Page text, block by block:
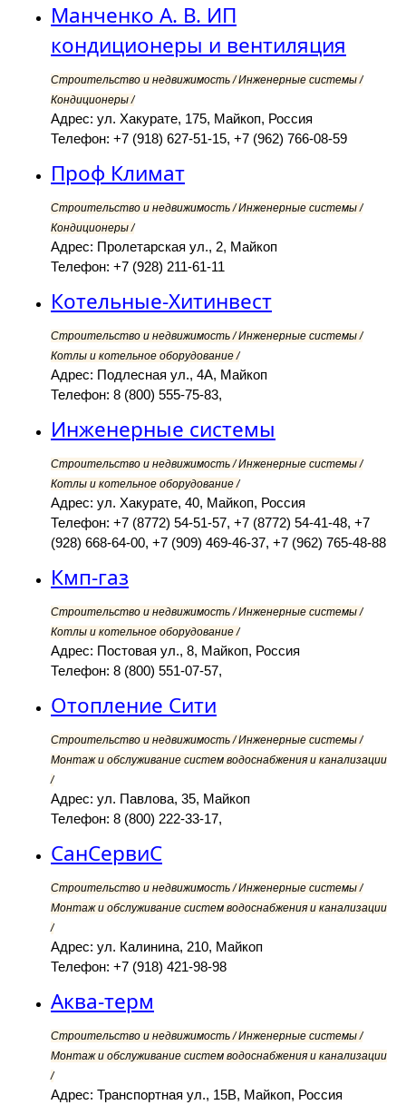
Манченко А. В. ИП
кондиционеры и вентиляция
Строительство и недвижимость / Инженерные системы /
Кондиционеры /
Адрес: ул. Хакурате, 175, Майкоп, Россия
Телефон: +7 (918) 627-51-15, +7 (962) 766-08-59
Проф Климат
Строительство и недвижимость / Инженерные системы /
Кондиционеры /
Адрес: Пролетарская ул., 2, Майкоп
Телефон: +7 (928) 211-61-11
Котельные-Хитинвест
Строительство и недвижимость / Инженерные системы /
Котлы и котельное оборудование /
Адрес: Подлесная ул., 4А, Майкоп
Телефон: 8 (800) 555-75-83,
Инженерные системы
Строительство и недвижимость / Инженерные системы /
Котлы и котельное оборудование /
Адрес: ул. Хакурате, 40, Майкоп, Россия
Телефон: +7 (8772) 54-51-57, +7 (8772) 54-41-48, +7
(928) 668-64-00, +7 (909) 469-46-37, +7 (962) 765-48-88
Кмп-газ
Строительство и недвижимость / Инженерные системы /
Котлы и котельное оборудование /
Адрес: Постовая ул., 8, Майкоп, Россия
Телефон: 8 (800) 551-07-57,
Отопление Сити
Строительство и недвижимость / Инженерные системы /
Монтаж и обслуживание систем водоснабжения и канализации
/
Адрес: ул. Павлова, 35, Майкоп
Телефон: 8 (800) 222-33-17,
СанСервиС
Строительство и недвижимость / Инженерные системы /
Монтаж и обслуживание систем водоснабжения и канализации
/
Адрес: ул. Калинина, 210, Майкоп
Телефон: +7 (918) 421-98-98
Аква-терм
Строительство и недвижимость / Инженерные системы /
Монтаж и обслуживание систем водоснабжения и канализации
/
Адрес: Транспортная ул., 15В, Майкоп, Россия